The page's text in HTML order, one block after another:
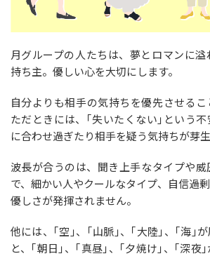
月グループの人たちは、夢とロマンに
持ち主。優しい心を大切にします。
自分よりも相手の気持ちを優先させるこ
ただときには、｢失いたくない｣という
に合わせ過ぎたり相手を疑う気持ちが芽生
波長が合うのは、聞き上手なタイプや
で、細かい人やクールなタイプ、自信過
優しさが発揮されません。
他には、｢空｣、｢山脈｣、｢大陸｣、｢海｣
と、｢朝日｣、｢真昼｣、｢夕焼け｣、｢深夜